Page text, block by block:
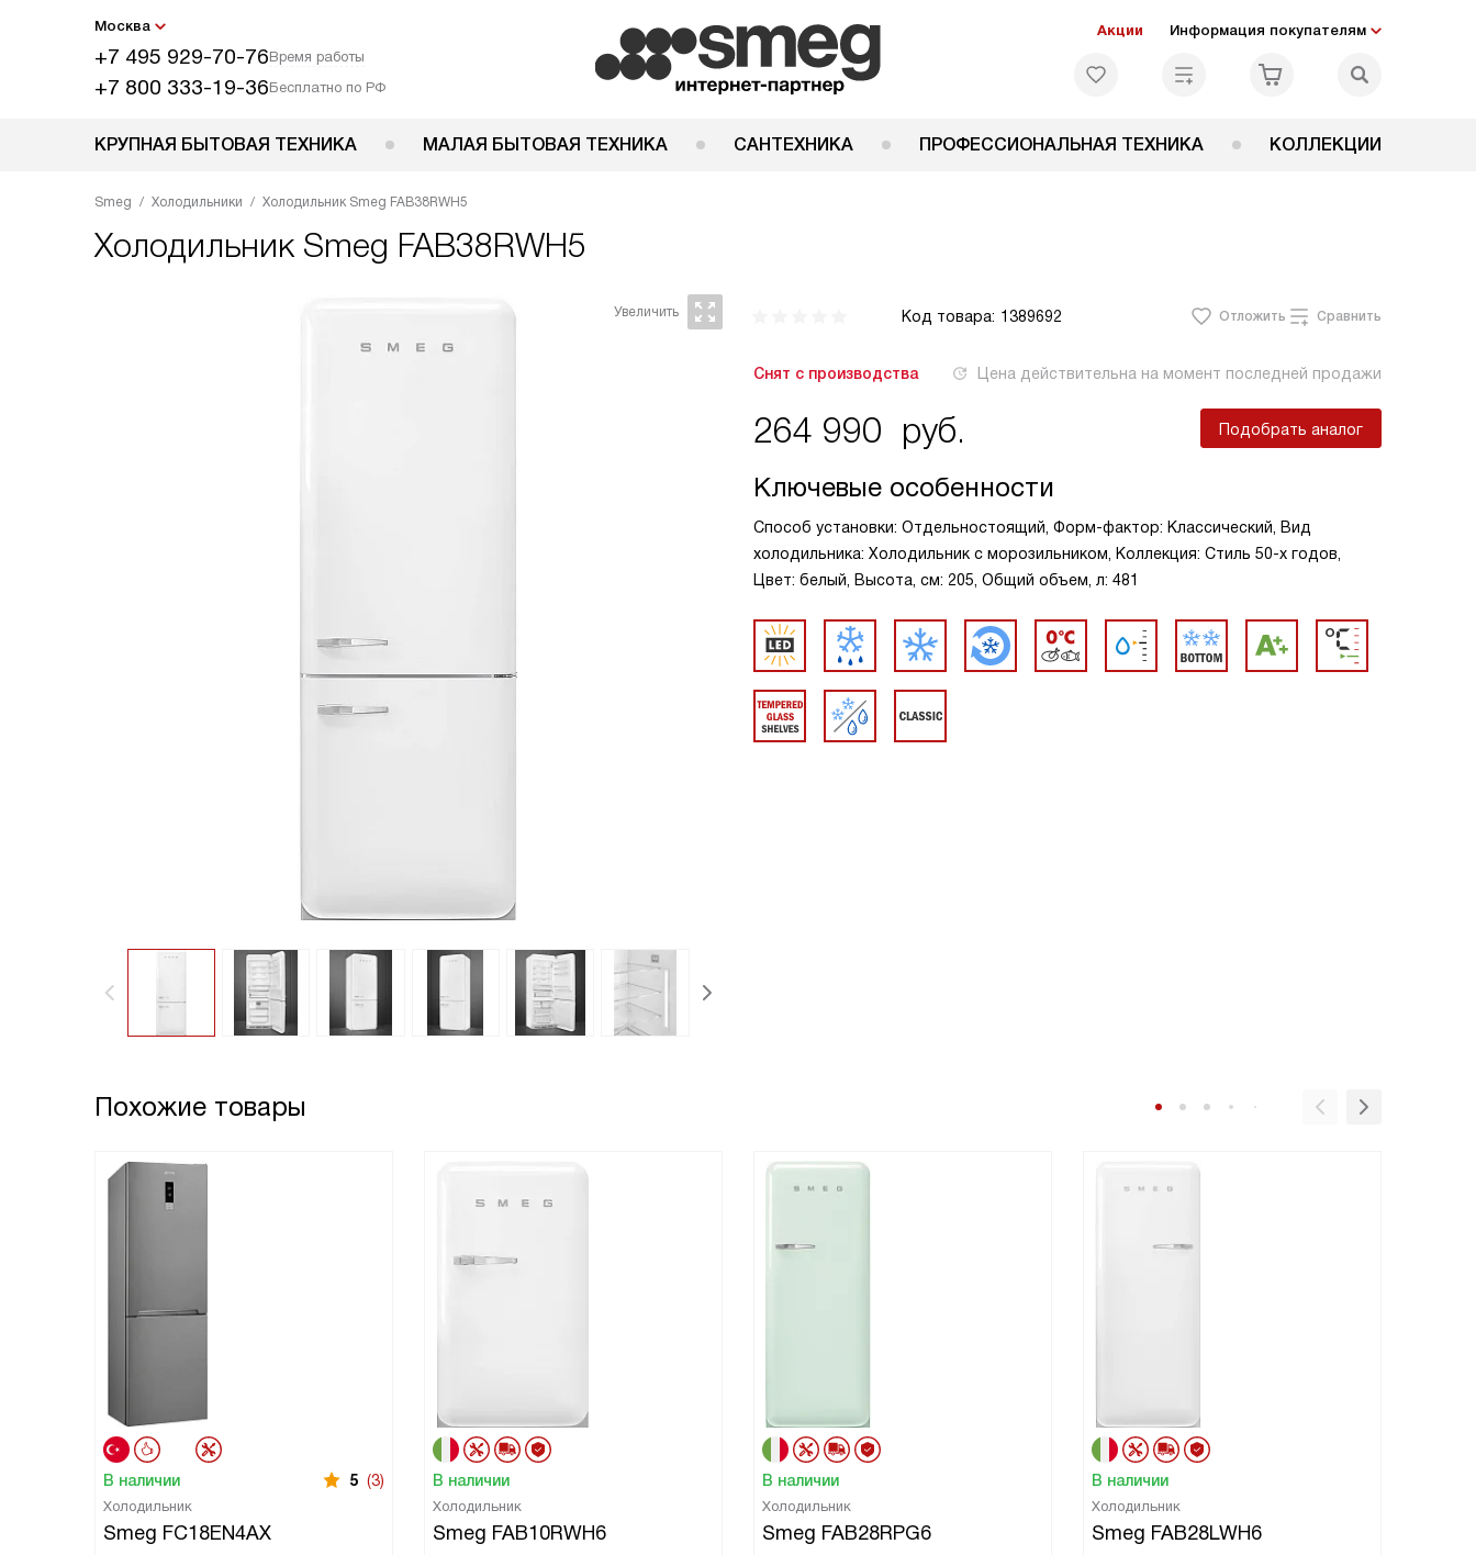
Москва
+7 495 929-70-76Время работы
+7 800 333-19-36Бесплатно по РФ
Акции Информация покупателям
КРУПНАЯ БЫТОВАЯ ТЕХНИКА МАЛАЯ БЫТОВАЯ ТЕХНИКА САНТЕХНИКА ПРОФЕССИОНАЛЬНАЯ ТЕХНИКА КОЛЛЕКЦИИ
Smeg Холодильники Холодильник Smeg FAB38RWH5
Холодильник Smeg FAB38RWH5
Код товара: 1389692 Отложить Сравнить
Снят с производства Цена действительна на момент последней продажи
264 990 руб. Подобрать аналог
Ключевые особенности
Способ установки: Отдельностоящий, Форм-фактор: Классический, Вид
холодильника: Холодильник с морозильником, Коллекция: Стиль 50-х годов,
Цвет: белый, Высота, см: 205, Общий объем, л: 481
Похожие товары
В наличии 5 (3)
Холодильник
Smeg FC18EN4AX
В наличии
Холодильник
Smeg FAB10RWH6
В наличии
Холодильник
Smeg FAB28RPG6
В наличии
Холодильник
Smeg FAB28LWH6